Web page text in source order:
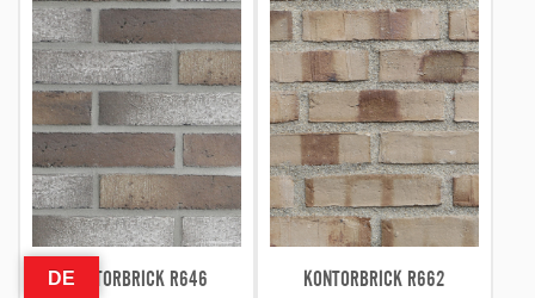
KONTORBRICK R646
KONTORBRICK R662
DE